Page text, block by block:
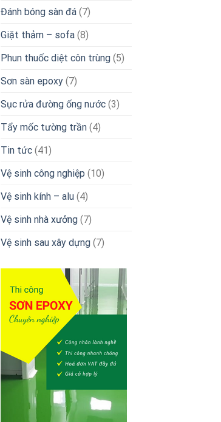
Đánh bóng sàn đá(7)
Giặt thảm – sofa(8)
Phun thuốc diệt côn trùng(5)
Sơn sàn epoxy(7)
Sục rửa đường ống nước(3)
Tẩy mốc tường trần(4)
Tin tức(41)
Vệ sinh công nghiệp (10)
Vệ sinh kính – alu(4)
Vệ sinh nhà xưởng(7)
Vệ sinh sau xây dựng(7)